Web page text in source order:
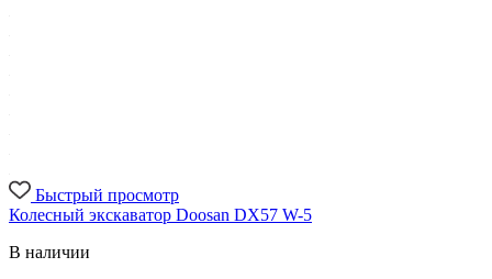
Быстрый просмотр
Колесный экскаватор Doosan DX57 W-5
В наличии